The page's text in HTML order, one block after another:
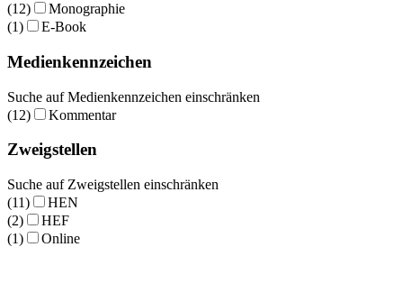
(12)
Monographie
(1)
E-Book
Medienkennzeichen
Suche auf Medienkennzeichen einschränken
(12)
Kommentar
Zweigstellen
Suche auf Zweigstellen einschränken
(11)
HEN
(2)
HEF
(1)
Online